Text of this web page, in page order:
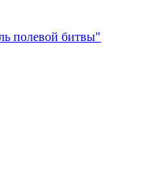
полевой битвы"